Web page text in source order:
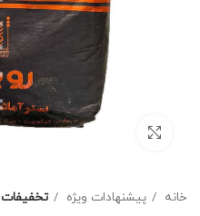
برای بزرگنمایی کلیک کنید
خانه پیشنهادات ویژه تخفیفات